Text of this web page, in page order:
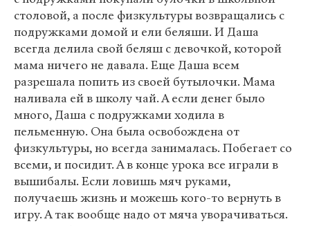
столовой, а после физкультуры возвращались с
подружками домой и ели беляши. И Даша
всегда делила свой беляш с девочкой, которой
мама ничего не давала. Еще Даша всем
разрешала попить из своей бутылочки. Мама
наливала ей в школу чай. А если денег было
много, Даша с подружками ходила в
пельменную. Она была освобождена от
физкультуры, но всегда занималась. Побегает со
всеми, и посидит. А в конце урока все играли в
вышибалы. Если ловишь мяч руками,
получаешь жизнь и можешь кого-то вернуть в
игру. А так вообще надо от мяча уворачиваться.